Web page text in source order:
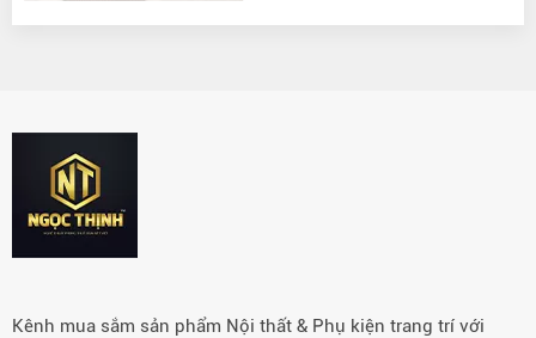
Kênh mua sắm sản phẩm Nội thất & Phụ kiện trang trí với